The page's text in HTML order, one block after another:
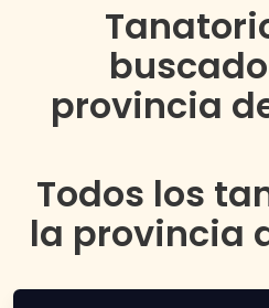
provincia
Todos los
la provincia